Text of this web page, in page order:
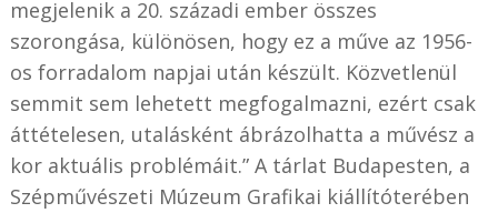
megjelenik a 20. századi ember összes
szorongása, különösen, hogy ez a műve az 1956-
os forradalom napjai után készült. Közvetlenül
semmit sem lehetett megfogalmazni, ezért csak
áttételesen, utalásként ábrázolhatta a művész a
kor aktuális problémáit.” A tárlat Budapesten, a
Szépművészeti Múzeum Grafikai kiállítóterében